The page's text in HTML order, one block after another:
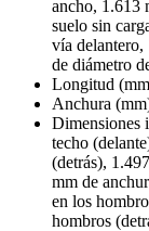
ancho, 1.613
suelo sin
vía delantero,
de diámetro
Longitud
Anchura
Dimensiones
techo
(detrás),
mm de
en los
hombros